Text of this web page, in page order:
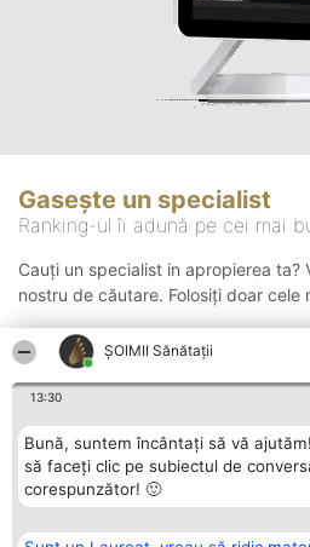
ŞOIMII Sănătații
13:30
Bună, suntem încântați să vă
să faceți clic pe subiectul de
corespunzător! 🙂
Gasește un specialist
Ranking-ul îi adună pe cei mai
Cauți un specialist in apropierea ta?
nostru de căutare. Folosiți doar cele